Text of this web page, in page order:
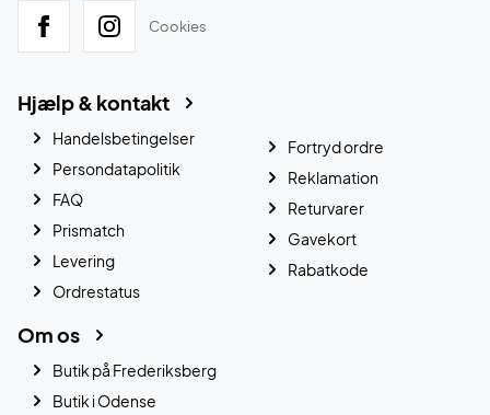
Cookies
Hjælp & kontakt
Handelsbetingelser
Persondatapolitik
FAQ
Prismatch
Levering
Ordrestatus
Fortryd ordre
Reklamation
Returvarer
Gavekort
Rabatkode
Om os
Butik på Frederiksberg
Butik i Odense